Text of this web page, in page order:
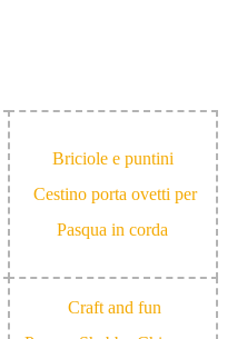
Briciole e puntini
Cestino porta ovetti per
Pasqua in corda
Craft and fun